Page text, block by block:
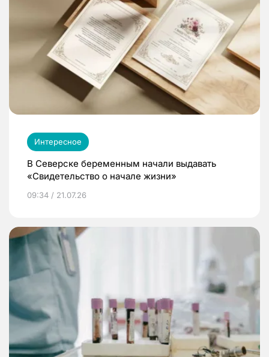
Интересное
В Северске беременным начали выдавать
«Свидетельство о начале жизни»
09:34 / 21.07.26